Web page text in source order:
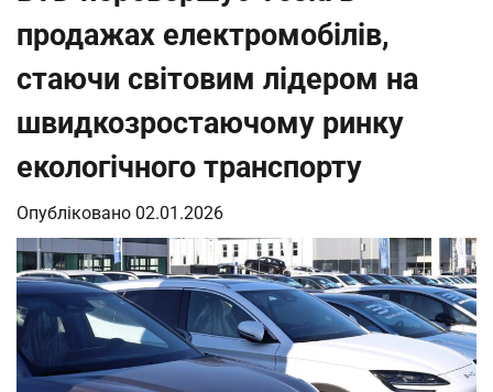
продажах електромобілів,
стаючи світовим лідером на
швидкозростаючому ринку
екологічного транспорту
Опубліковано 02.01.2026